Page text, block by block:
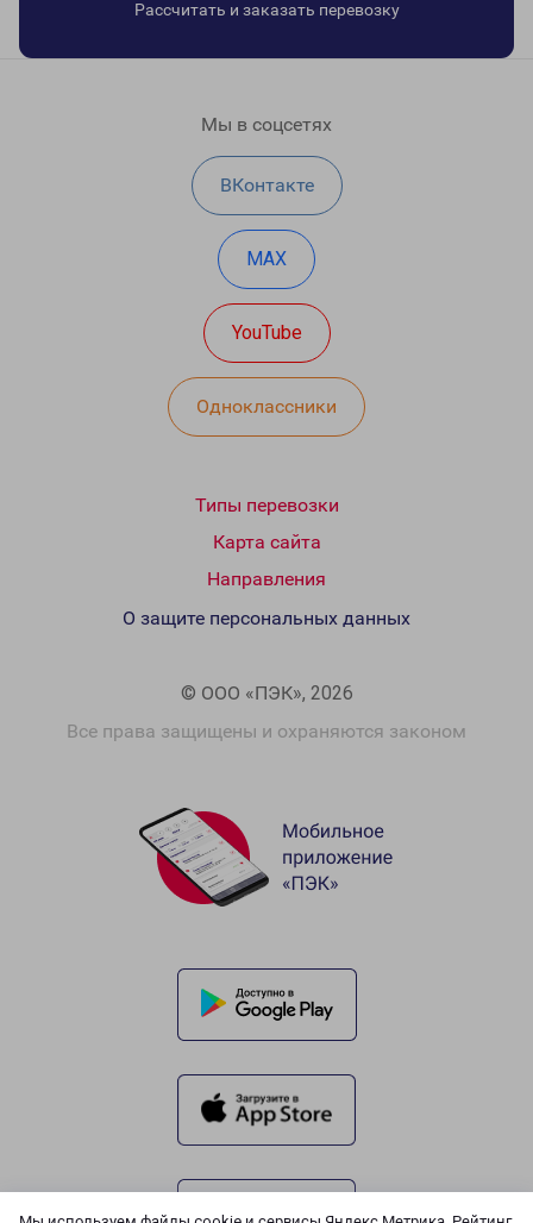
Рассчитать и заказать перевозку
Мы в соцсетях
ВКонтакте
MAX
YouTube
Одноклассники
Типы перевозки
Карта сайта
Направления
© ООО «ПЭК», 2026
Все права защищены и охраняются законом
О защите персональных данных